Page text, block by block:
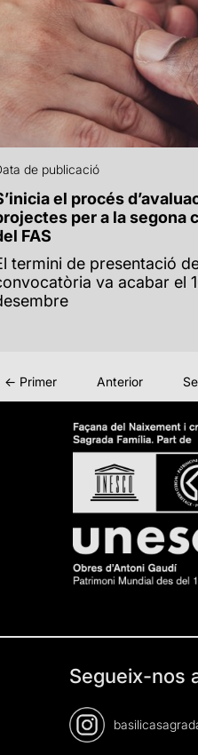
de publicació
el procés
per a la segona
FAS
termini de presentació
va acabar el
← Primer Anterior
Segueix-nos